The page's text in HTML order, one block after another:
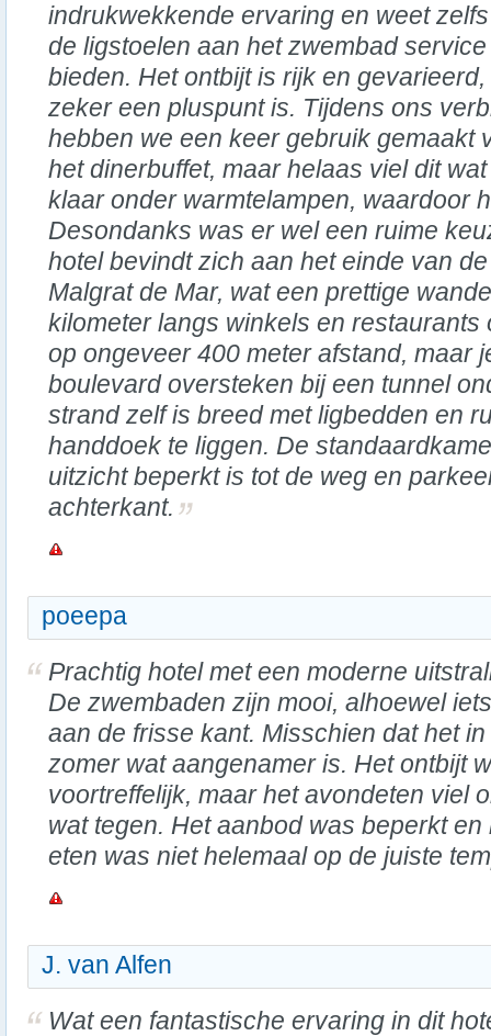
indrukwekkende ervaring en weet
de ligstoelen aan het zwembad
bieden. Het ontbijt is rijk en gevarieerd,
zeker een pluspunt is. Tijdens ons
hebben we een keer gebruik gemaakt
het dinerbuffet, maar helaas viel dit
klaar onder warmtelampen, waardoor
Desondanks was er wel een ruime
hotel bevindt zich aan het einde van
Malgrat de Mar, wat een prettige
kilometer langs winkels en restaurants
op ongeveer 400 meter afstand, maar
boulevard oversteken bij een tunnel
strand zelf is breed met ligbedden en
handdoek te liggen. De
uitzicht beperkt is tot de weg en
achterkant.
poeepa
Prachtig hotel met een moderne
De zwembaden zijn mooi, alhoewel iets
aan de frisse kant. Misschien dat het in
zomer wat aangenamer is. Het ontbijt
voortreffelijk, maar het avondeten viel
wat tegen. Het aanbod was beperkt en
eten was niet helemaal op de juiste
J. van Alfen
Wat een fantastische ervaring in dit